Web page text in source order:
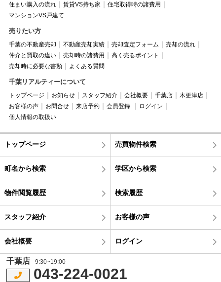
住まい購入の流れ
賃貸VS持ち家
住宅取得時の諸費用
マンションVS戸建て
売りたい方
千葉の不動産売却 不動産売却実績 売却査定フォーム
売却の流れ
仲介と買取の違い
売却時の諸費用
高く売るポイント
売却時に必要な書類
よくある質問
千葉リアルティーについて
トップページ お知らせ スタッフ紹介 会社概要 千葉店
木更津店
お客様の声
お問合せ 来店予約 会員登録
ログイン
個人情報の取扱い
トップページ 売買物件検索
町名から検索 学区から検索
物件閲覧履歴 検索履歴
スタッフ紹介 お客様の声
会社概要 ログイン
千葉店 9:30~19:00
043-224-0021